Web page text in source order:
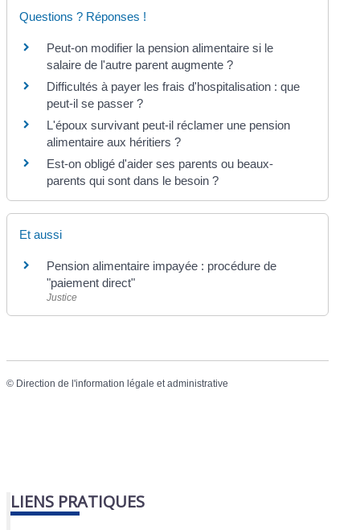
Questions ? Réponses !
Peut-on modifier la pension alimentaire si le
salaire de l'autre parent augmente ?
Difficultés à payer les frais d'hospitalisation : que
peut-il se passer ?
L'époux survivant peut-il réclamer une pension
alimentaire aux héritiers ?
Est-on obligé d'aider ses parents ou beaux-
parents qui sont dans le besoin ?
Et aussi
Pension alimentaire impayée : procédure de
"paiement direct"
Justice
© Direction de l'information légale et administrative
LIENS PRATIQUES